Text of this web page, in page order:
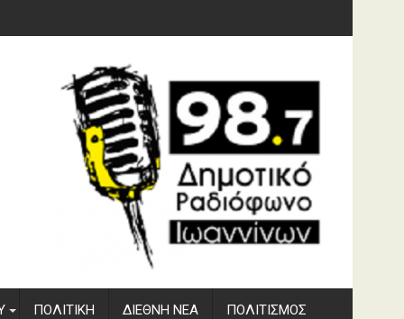
ΠΟΛΙΤΙΚΉ ΔΙΕΘΝΉ ΝΈΑ ΠΟΛΙΤΙΣΜΌΣ